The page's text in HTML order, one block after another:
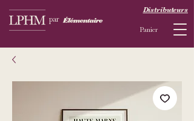
par
Panier
Distributeurs